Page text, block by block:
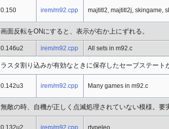
0.150 irem/m92.cpp majtitl2, majtitl2j, skingame,
画面反転をONにすると、表示が右か上にずれる。
0.146u2 irem/m92.cpp All sets in m92.c
ラスタ割り込みが有効なときに保存したセーブステート
0.142u3 irem/m92.cpp Many games in m92.c
無敵の時、自機が正しく点滅処理されていない模様。要
0.132u2 irem/m92.cpp rtypeleo